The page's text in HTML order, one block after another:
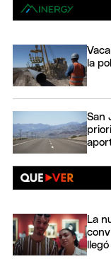
la
San
La